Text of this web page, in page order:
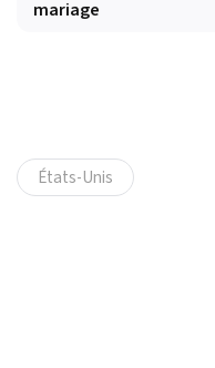
mariage
États-Unis